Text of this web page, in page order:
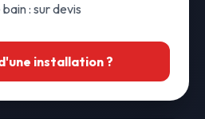
: sur devis
installation ?